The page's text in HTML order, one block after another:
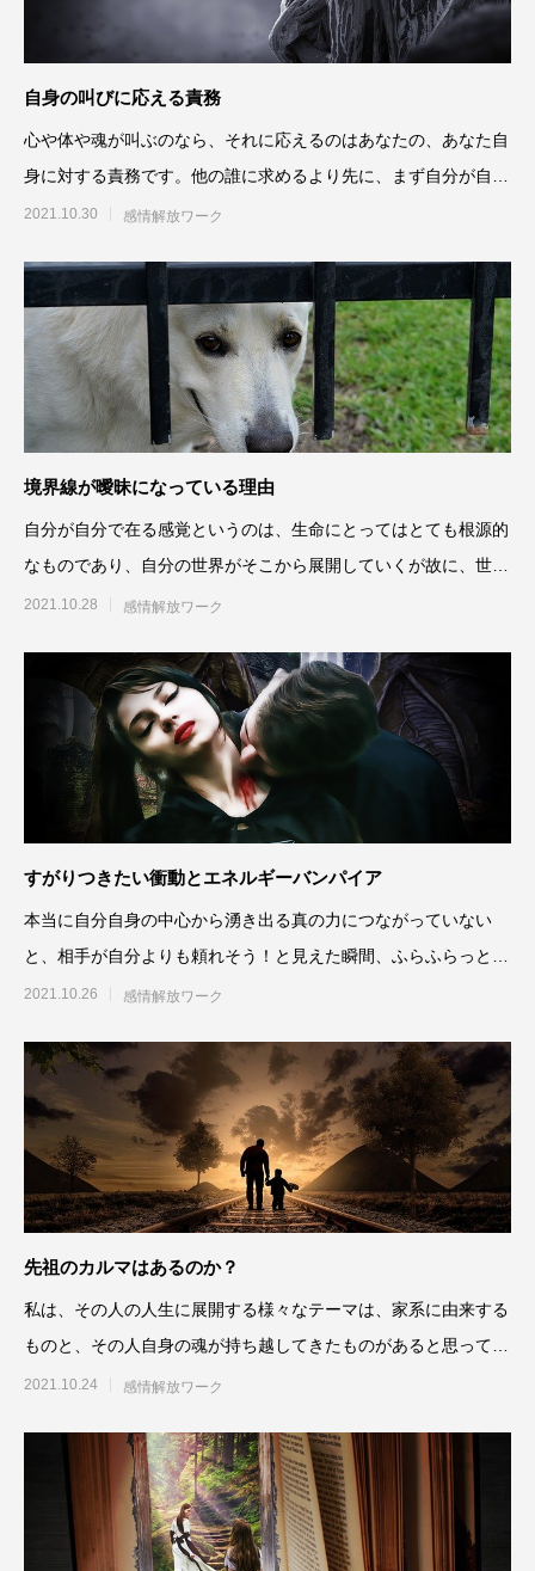
自身の叫びに応える責務
心や体や魂が叫ぶのなら、それに応えるのはあなたの、あなた自
身に対する責務です。他の誰に求めるより先に、まず自分が自分
自身に応えなければなりま
2021.10.30 感情解放ワーク
境界線が曖昧になっている理由
自分が自分で在る感覚というのは、生命にとってはとても根源的
なものであり、自分の世界がそこから展開していくが故に、世界
や人生の起点とも言えるで
2021.10.28 感情解放ワーク
すがりつきたい衝動とエネルギーバンパイア
本当に自分自身の中心から湧き出る真の力につながっていない
と、相手が自分よりも頼れそう！と見えた瞬間、ふらふらっと触
手を伸ばして相手に頼りたい
2021.10.26 感情解放ワーク
先祖のカルマはあるのか？
私は、その人の人生に展開する様々なテーマは、家系に由来する
ものと、その人自身の魂が持ち越してきたものがあると思ってい
て、これを縦糸と横糸のよ
2021.10.24 感情解放ワーク